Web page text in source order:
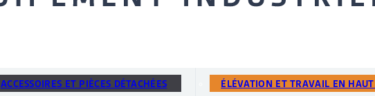
ACCESSOIRES ET PIÈCES DÉTACHÉES ÉLÉVATION ET TRAVAIL EN